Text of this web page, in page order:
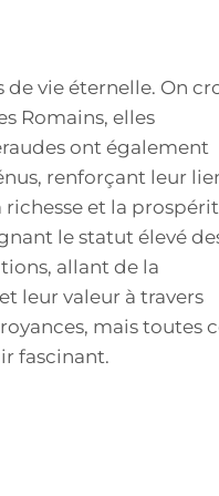
de vie éternelle. On
Romains, elles
ont également
renforçant leur
et la
le statut élevé
allant de la
leur valeur à travers
mais toutes
fascinant.